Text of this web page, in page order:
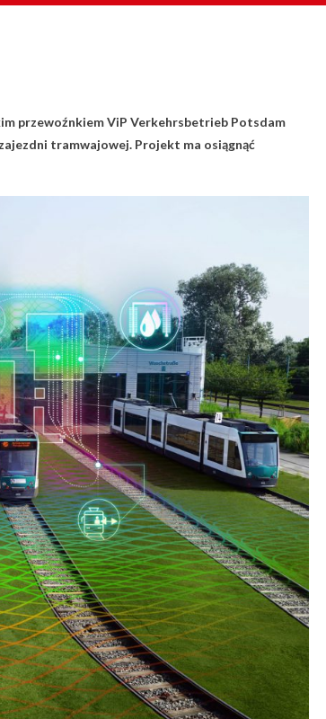
przewoźnkiem ViP Verkehrsbetrieb Potsdam
tramwajowej. Projekt ma osiągnąć